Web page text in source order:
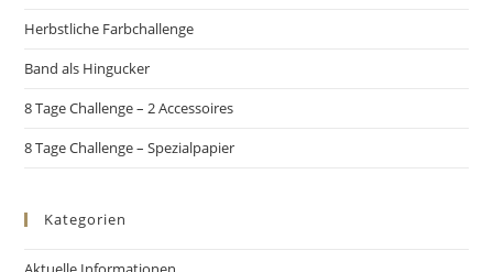
Herbstliche Farbchallenge
Band als Hingucker
8 Tage Challenge – 2 Accessoires
8 Tage Challenge – Spezialpapier
Kategorien